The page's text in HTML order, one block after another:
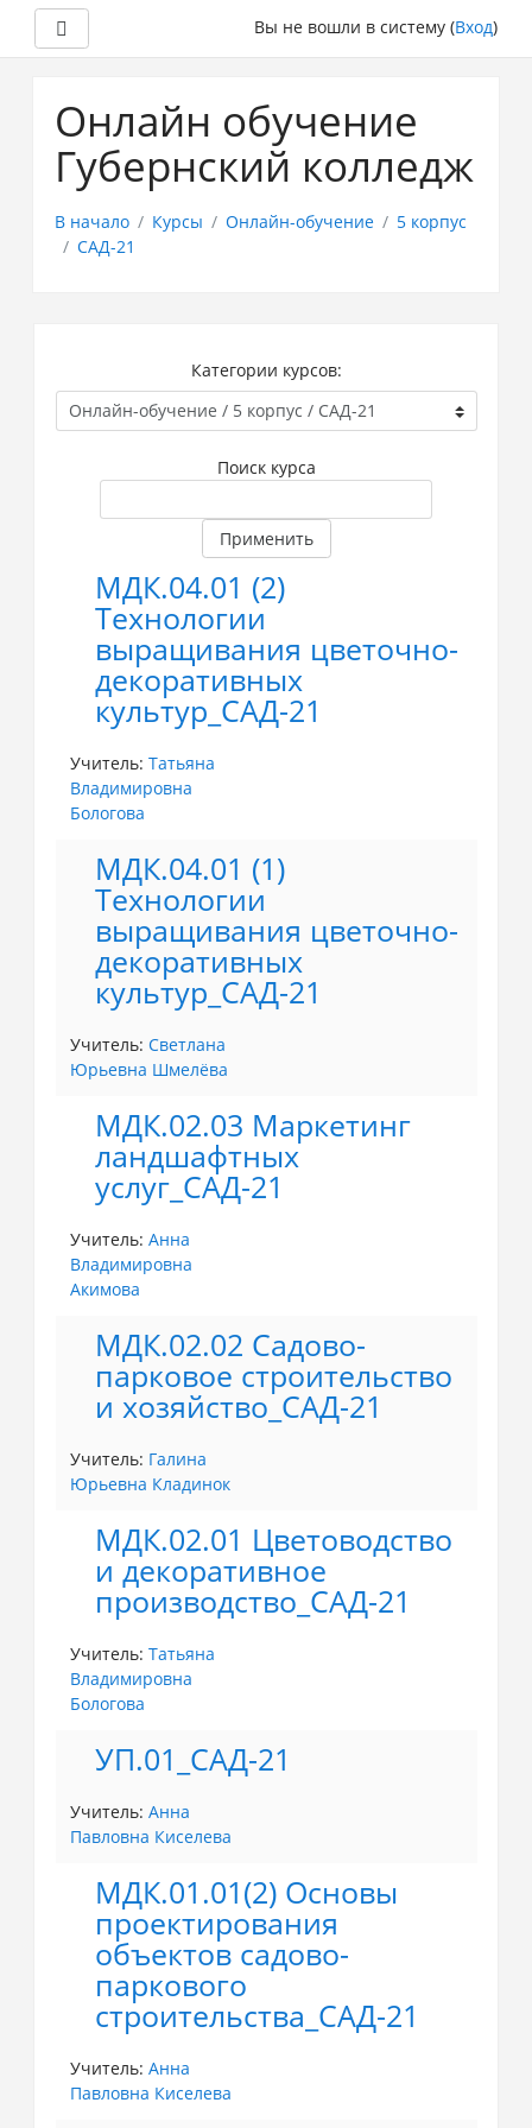
основному
Вы не вошли в систему (Вход)
Онлайн обучение
Губернский колледж
В начало Курсы Онлайн-обучение
5 корпус
САД-21
Категории курсов:
Поиск курса
Применить
МДК.04.01 (2)
Технологии
выращивания цветочно-
декоративных
культур_САД-21
Учитель: Татьяна
Владимировна
Бологова
МДК.04.01 (1)
Технологии
выращивания цветочно-
декоративных
культур_САД-21
Учитель: Светлана
Юрьевна Шмелёва
МДК.02.03 Маркетинг
ландшафтных
услуг_САД-21
Учитель: Анна
Владимировна
Акимова
МДК.02.02 Садово-
парковое строительство
и хозяйство_САД-21
Учитель: Галина
Юрьевна Кладинок
МДК.02.01 Цветоводство
и декоративное
производство_САД-21
Учитель: Татьяна
Владимировна
Бологова
УП.01_САД-21
Учитель: Анна
Павловна Киселева
МДК.01.01(2) Основы
проектирования
объектов садово-
паркового
строительства_САД-21
Учитель: Анна
Павловна Киселева